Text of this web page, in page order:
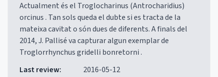
Actualment és el Troglocharinus (Antrocharidius)
orcinus . Tan sols queda el dubte si es tracta de la
mateixa cavitat o són dues de diferents. A finals del
2014, J. Pallisé va capturar algun exemplar de
Troglorrhynchus gridelli bonretorni .
Last review: 2016-05-12